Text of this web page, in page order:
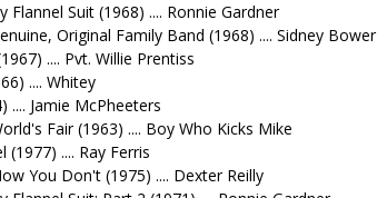
Flannel Suit (1968) .... Ronnie Gardner
Original Family Band (1968) .... Sidney Bower
.... Pvt. Willie Prentiss
.... Whitey
.... Jamie McPheeters
Fair (1963) .... Boy Who Kicks Mike
(1977) .... Ray Ferris
You Don't (1975) .... Dexter Reilly